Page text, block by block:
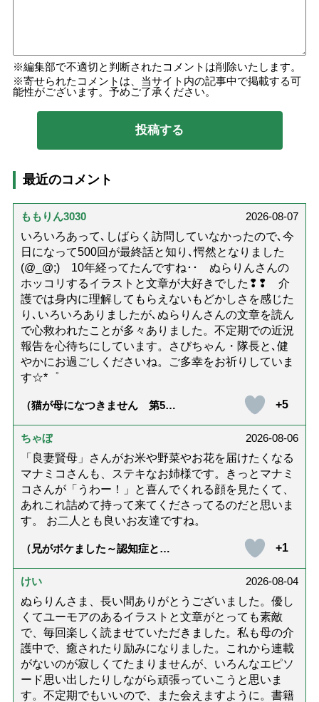
編集部で不適切と判断されたコメントは削除いたします。
寄せられたコメントは、当サイト内の記事中で掲載する可
能性がございます。予めご了承ください。
最近のコメント
ももりん3030
2026-08-07
いろいろあって､しばらく訪問していなかったので､今
日になって500回が最終話と知り､愕然となりました
(@_@;) 10年経ってたんですね･･ ぬらりんさんの
ホッコリするイラストと文章が大好きでした❢❢ 介
護では身内に理解してもらえないもどかしさを感じた
り､いろいろありましたが､ぬらりんさんの文章を読ん
で心救われたことが多々ありました。不定期での近況
報告を心待ちにしています。さびちゃん・隊長と､健
やかにお過ごしくださいね。ご多幸をお祈りしていま
す☆*゜
（猫が母になつきません 第500
+5
ちゃぼ
2026-08-06
「良妻賢母」さんがお米や野菜やお花を届けたくなる
マナミコさんも、ステキなお姉様です。きっとマナミ
コさんが「うわー！」と喜んでくれる顔を見たくて、
あれこれ詰めて持って来てくださってるのだと思いま
す。 お二人とも良いお友達ですね。
（兄がボケました～認知症と介
達』が届きました」）
+1
けい
2026-08-04
ぬらりんさま、長い間ありがとうございました。優し
くてユーモアのあるイラストと文章がとっても素敵
で、毎回楽しく読ませていただきました。私も母の介
護中で、癒されたり励みになりました。これから連載
がないのが寂しくてたまりませんが、いろんなエピソ
ード思い出したりしながら頑張っていこうと思いま
す。不定期でもいいので、また会えますように。書籍